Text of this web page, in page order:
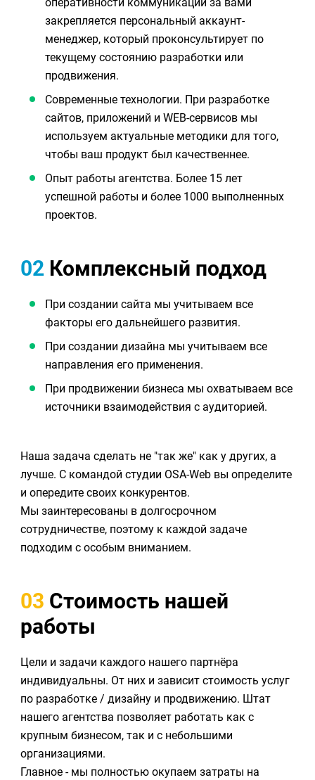
оперативности коммуникации за вами
закрепляется персональный аккаунт-
менеджер, который проконсультирует по
текущему состоянию разработки или
продвижения.
Современные технологии. При разработке
сайтов, приложений и WEB-сервисов мы
используем актуальные методики для того,
чтобы ваш продукт был качественнее.
Опыт работы агентства. Более 15 лет
успешной работы и более 1000 выполненных
проектов.
02 Комплексный подход
При создании сайта мы учитываем все
факторы его дальнейшего развития.
При создании дизайна мы учитываем все
направления его применения.
При продвижении бизнеса мы охватываем все
источники взаимодействия с аудиторией.
Наша задача сделать не "так же" как у других, а
лучше. С командой студии OSA-Web вы определите
и опередите своих конкурентов.
Мы заинтересованы в долгосрочном
сотрудничестве, поэтому к каждой задаче
подходим с особым вниманием.
03 Стоимость нашей
работы
Цели и задачи каждого нашего партнёра
индивидуальны. От них и зависит стоимость услуг
по разработке / дизайну и продвижению. Штат
нашего агентства позволяет работать как с
крупным бизнесом, так и с небольшими
организациями.
Главное - мы полностью окупаем затраты на